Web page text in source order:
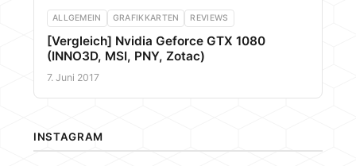
ALLGEMEIN GRAFIKKARTEN REVIEWS
[Vergleich] Nvidia Geforce GTX 1080
(INNO3D, MSI, PNY, Zotac)
7. Juni 2017
INSTAGRAM